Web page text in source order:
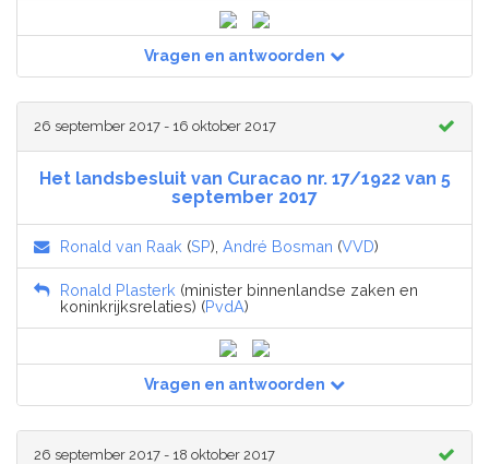
Vragen en antwoorden
26 september 2017 - 16 oktober 2017
Het landsbesluit van Curacao nr. 17/1922 van 5
september 2017
Ronald van Raak (SP), André Bosman (VVD)
Ronald Plasterk (minister binnenlandse zaken en
koninkrijksrelaties) (PvdA)
Vragen en antwoorden
26 september 2017 - 18 oktober 2017